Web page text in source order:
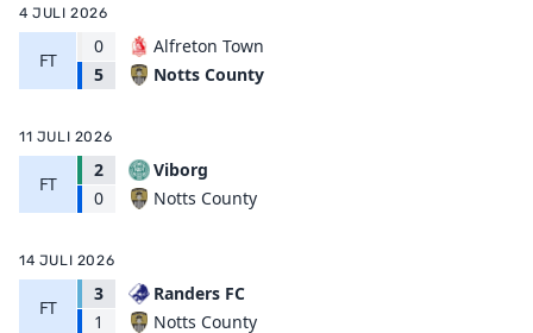
4 JULI 2026
FT
0
5
Alfreton Town
Notts County
11 JULI 2026
FT
2
0
Viborg
Notts County
14 JULI 2026
FT
3
1
Randers FC
Notts County